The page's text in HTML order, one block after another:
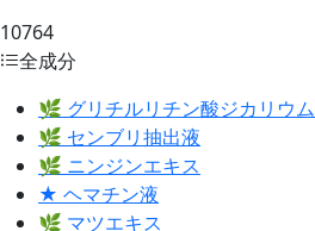
10764
全成分
🌿 グリチルリチン酸ジカリウム
🌿 センブリ抽出液
🌿 ニンジンエキス
★ ヘマチン液
🌿 マツエキス